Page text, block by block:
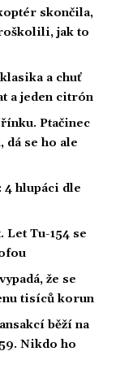
skončila,
jak to
a chuť
a jeden citrón
Ptačinec
dá se ho ale
hlupáci dle
Let Tu-154 se
že se
tisíců korun
běží na
Nikdo ho